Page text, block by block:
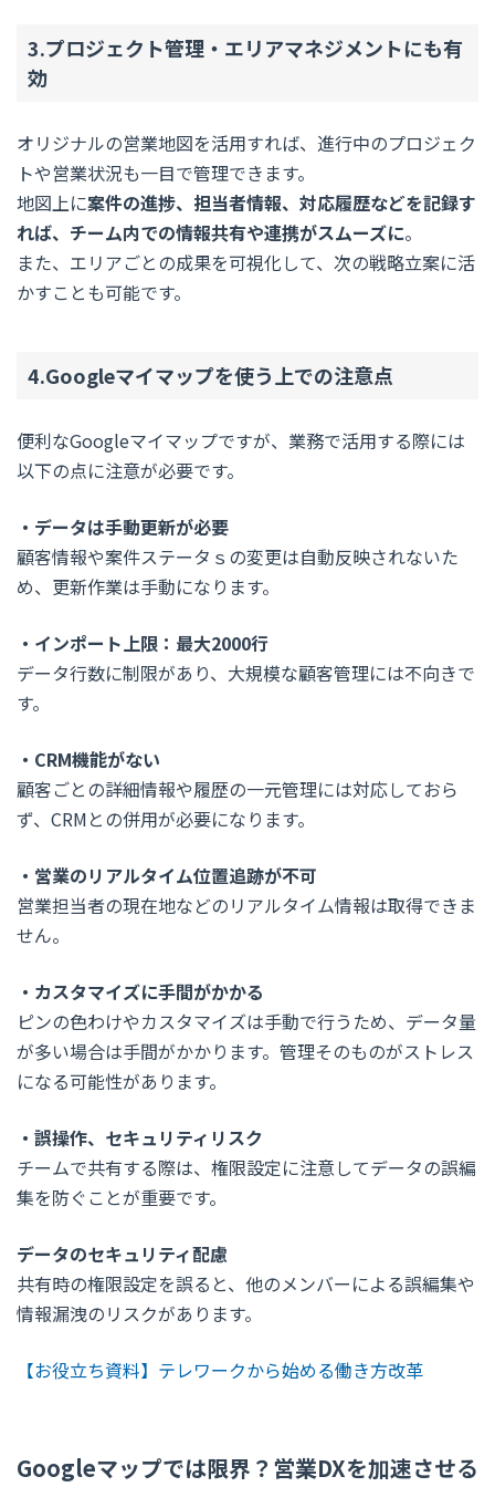
3.プロジェクト管理・エリアマネジメントにも有
効
オリジナルの営業地図を活用すれば、進行中のプロジェク
トや営業状況も一目で管理できます。
地図上に案件の進捗、担当者情報、対応履歴などを記録す
れば、チーム内での情報共有や連携がスムーズに。
また、エリアごとの成果を可視化して、次の戦略立案に活
かすことも可能です。
4.Googleマイマップを使う上での注意点
便利なGoogleマイマップですが、業務で活用する際には
以下の点に注意が必要です。
・データは手動更新が必要
顧客情報や案件ステータｓの変更は自動反映されないた
め、更新作業は手動になります。
・インポート上限：最大2000行
データ行数に制限があり、大規模な顧客管理には不向きで
す。
・CRM機能がない
顧客ごとの詳細情報や履歴の一元管理には対応しておら
ず、CRMとの併用が必要になります。
・営業のリアルタイム位置追跡が不可
営業担当者の現在地などのリアルタイム情報は取得できま
せん。
・カスタマイズに手間がかかる
ピンの色わけやカスタマイズは手動で行うため、データ量
が多い場合は手間がかかります。管理そのものがストレス
になる可能性があります。
・誤操作、セキュリティリスク
チームで共有する際は、権限設定に注意してデータの誤編
集を防ぐことが重要です。
データのセキュリティ配慮
共有時の権限設定を誤ると、他のメンバーによる誤編集や
情報漏洩のリスクがあります。
【お役立ち資料】テレワークから始める働き方改革
Googleマップでは限界？営業DXを加速させる